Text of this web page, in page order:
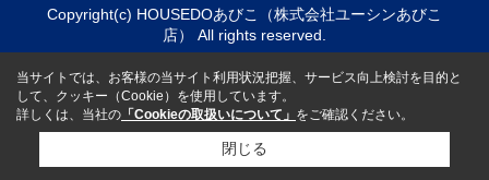
Copyright(c) HOUSEDOあびこ（株式会社ユーシンあびこ
店） All rights reserved.
当サイトでは、お客様の当サイト利用状況把握、サービス向上検討を目的と
して、クッキー（Cookie）を使用しています。
詳しくは、当社の 「Cookieの取扱いについて」 をご確認ください。
閉じる